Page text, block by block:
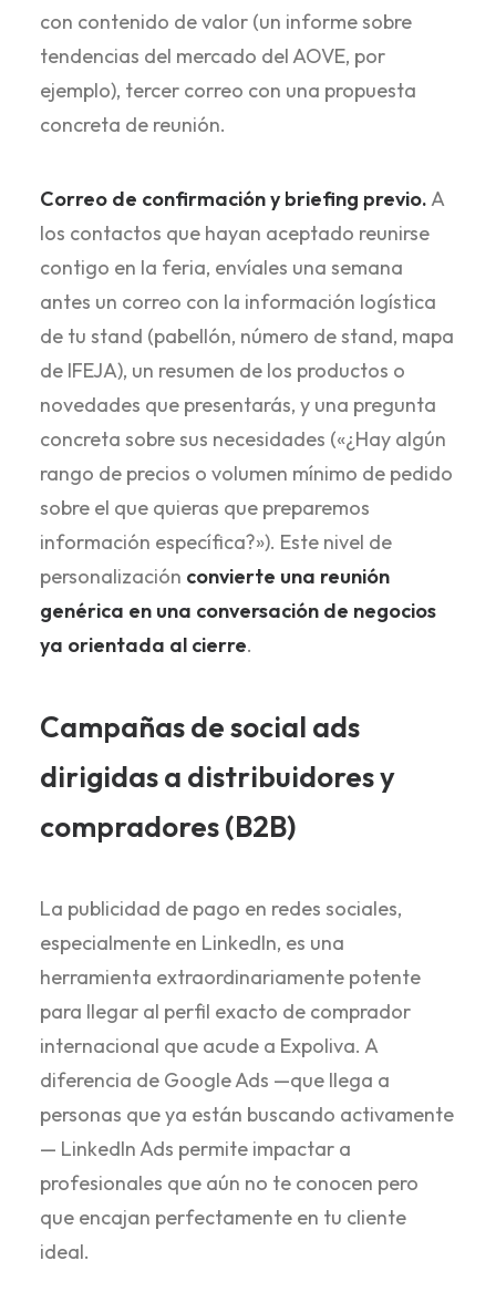
con contenido de valor (un informe sobre
tendencias del mercado del AOVE, por
ejemplo), tercer correo con una propuesta
concreta de reunión.
Correo de confirmación y briefing previo.A
los contactos que hayan aceptado reunirse
contigo en la feria, envíales una semana
antes un correo con la información logística
de tu stand (pabellón, número de stand, mapa
de IFEJA), un resumen de los productos o
novedades que presentarás, y una pregunta
concreta sobre sus necesidades («¿Hay algún
rango de precios o volumen mínimo de pedido
sobre el que quieras que preparemos
información específica?»). Este nivel de
personalización convierte una reunión
genérica en una conversación de negocios
ya orientada al cierre.
Campañas de social ads
dirigidas a distribuidores y
compradores (B2B)
La publicidad de pago en redes sociales,
especialmente en LinkedIn, es una
herramienta extraordinariamente potente
para llegar al perfil exacto de comprador
internacional que acude a Expoliva. A
diferencia de Google Ads —que llega a
personas que ya están buscando activamente
— LinkedIn Ads permite impactar a
profesionales que aún no te conocen pero
que encajan perfectamente en tu cliente
ideal.